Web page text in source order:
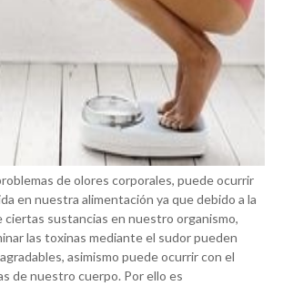
de olores corporales, puede ocurrir
en nuestra alimentación ya que debido a la
ciertas sustancias en nuestro organismo,
las toxinas mediante el sudor pueden
asimismo puede ocurrir con el
de nuestro cuerpo. Por ello es